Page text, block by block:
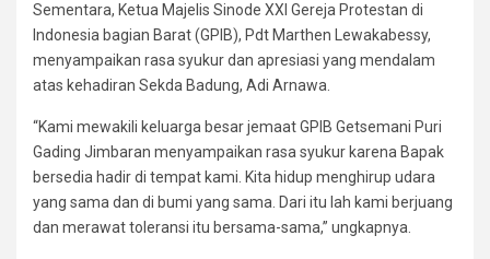
Sementara, Ketua Majelis Sinode XXI Gereja Protestan di
Indonesia bagian Barat (GPIB), Pdt Marthen Lewakabessy,
menyampaikan rasa syukur dan apresiasi yang mendalam
atas kehadiran Sekda Badung, Adi Arnawa.
“Kami mewakili keluarga besar jemaat GPIB Getsemani Puri
Gading Jimbaran menyampaikan rasa syukur karena Bapak
bersedia hadir di tempat kami. Kita hidup menghirup udara
yang sama dan di bumi yang sama. Dari itu lah kami berjuang
dan merawat toleransi itu bersama-sama,” ungkapnya.